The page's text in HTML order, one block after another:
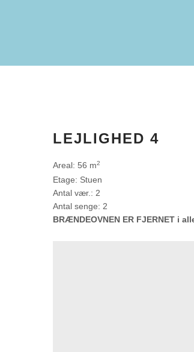
LEJLIGHED 4​
Areal: 56 m2
Etage: Stuen
Antal vær.: 2
Antal senge: 2​
BRÆNDEOVNEN ER FJERNET i